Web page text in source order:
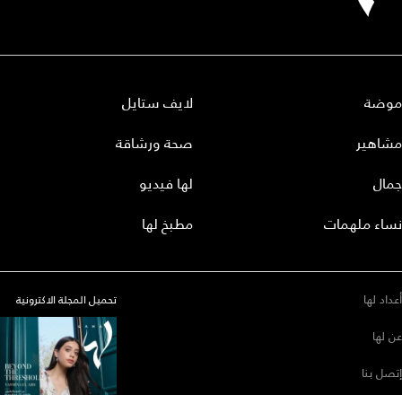
موضة
مشاهير
جمال
نساء ملهمات
لايف ستايل
صحة ورشاقة
لها فيديو
مطبخ لها
أعداد لها
عن لها
إتصل بنا
تحميل المجلة الاكترونية